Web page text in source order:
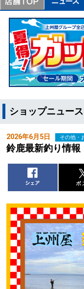
ショップニュース
2026年6月5日 その他・
鈴鹿最新釣り情報